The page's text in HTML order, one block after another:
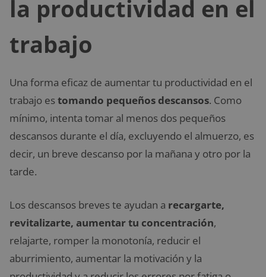
la productividad en el
trabajo
Una forma eficaz de aumentar tu productividad en el
trabajo estomando pequeños descansos. Como
mínimo, intenta tomar al menos dos pequeños
descansos durante el día, excluyendo el almuerzo, es
decir, un breve descanso por la mañana y otro por la
tarde.
Los descansos breves te ayudan a recargarte,
revitalizarte, aumentar tu concentración,
relajarte, romper la monotonía, reducir el
aburrimiento, aumentar la motivación y la